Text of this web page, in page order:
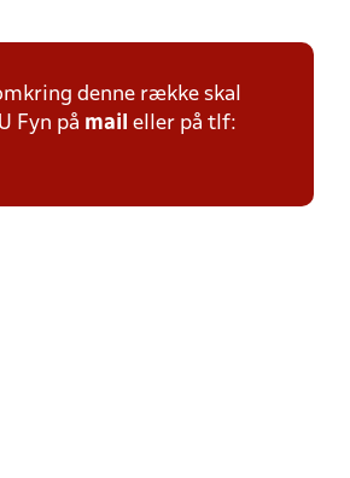
denne række skal
Fyn på mail eller på tlf: